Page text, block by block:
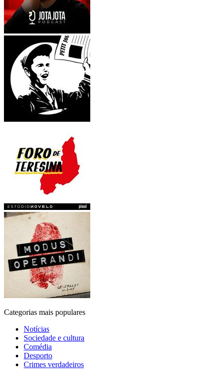
Categorias mais populares
Notícias
Sociedade e cultura
Comédia
Desporto
Crimes verdadeiros